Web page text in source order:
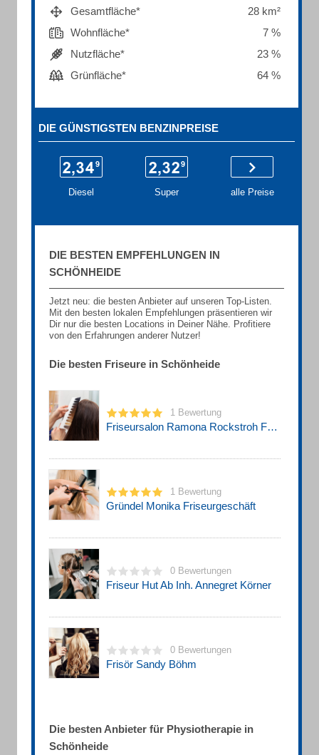
Gesamtfläche*
28 km²
Wohnfläche*
7 %
Nutzfläche*
23 %
Grünfläche*
64 %
DIE GÜNSTIGSTEN BENZINPREISE
Diesel Super alle Preise
DIE BESTEN EMPFEHLUNGEN IN
SCHÖNHEIDE
Jetzt neu: die besten Anbieter auf unseren Top-Listen.
Mit den besten lokalen Empfehlungen präsentieren wir
Dir nur die besten Locations in Deiner Nähe. Profitiere
von den Erfahrungen anderer Nutzer!
Die besten Friseure in Schönheide
1 Bewertung
Friseursalon Ramona Rockstroh Friseursalon
1 Bewertung
Gründel Monika Friseurgeschäft
0 Bewertungen
Friseur Hut Ab Inh. Annegret Körner
0 Bewertungen
Frisör Sandy Böhm
Die besten Anbieter für Physiotherapie in
Schönheide